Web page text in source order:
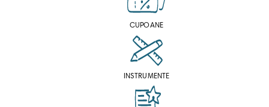
CUPOANE
INSTRUMENTE